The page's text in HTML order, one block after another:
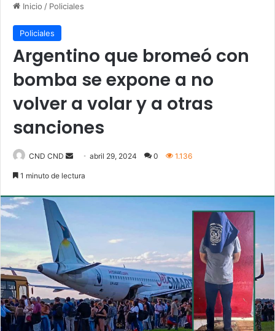
Inicio / Policiales
Policiales
Argentino que bromeó con
bomba se expone a no
volver a volar y a otras
sanciones
CND CND
Sendabril 29, 2024 0 1.136
1 minuto de lectura